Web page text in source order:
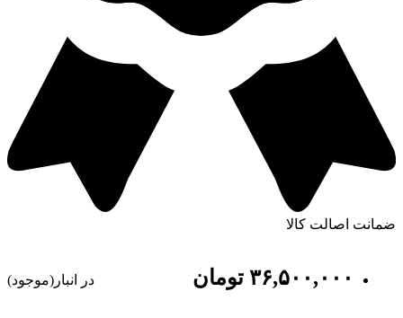
ضمانت اصالت کالا
٣۶,۵٠٠,٠٠٠ تومان در انبار(موجود)